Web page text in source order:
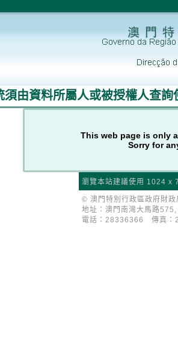
須由資料所屬人或被授權人查詢
This web page is only
Sorry for
瀏覽本站建議使用 1024 x
© 澳門特別行政區政府財
地址：澳門南灣大馬路
電話：28336366 傳真：